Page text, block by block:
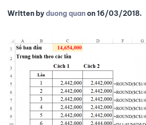
Written byduong quanon16/03/2018.